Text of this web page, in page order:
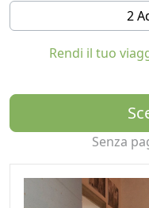
tradizione contadina.
autenticità e comfort
di calore.
Al centro del borgo, la
luogo di incontri e
proiezioni di film e
l’atmosfera viva e
richiesta, gli ospiti
tipica preparata in
2
Rendi il tuo
Senza